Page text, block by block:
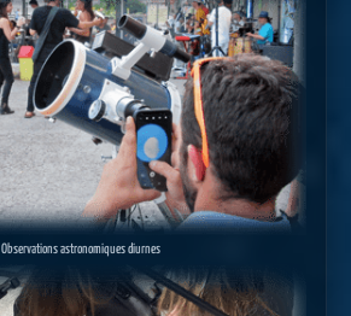
Observations astronomiques diurnes